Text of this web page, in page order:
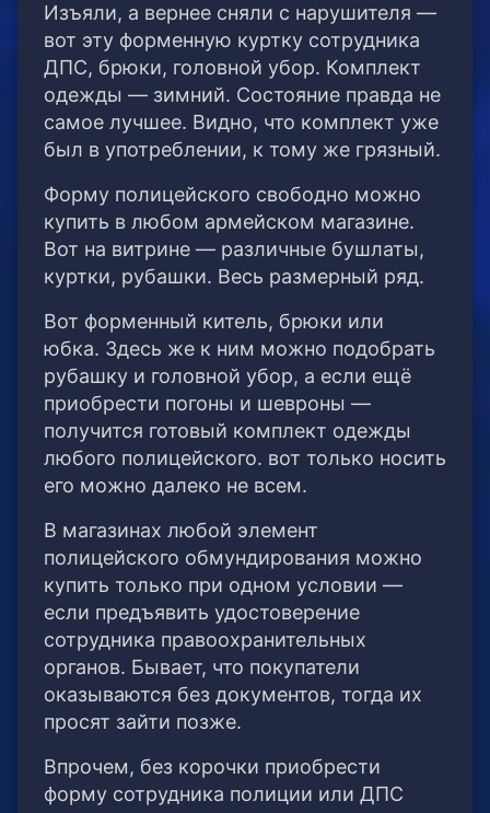
Изъяли, а вернее сняли с нарушителя —
вот эту форменную куртку сотрудника
ДПС, брюки, головной убор. Комплект
одежды — зимний. Состояние правда не
самое лучшее. Видно, что комплект уже
был в употреблении, к тому же грязный.
Форму полицейского свободно можно
купить в любом армейском магазине.
Вот на витрине — различные бушлаты,
куртки, рубашки. Весь размерный ряд.
Вот форменный китель, брюки или
юбка. Здесь же к ним можно подобрать
рубашку и головной убор, а если ещё
приобрести погоны и шевроны —
получится готовый комплект одежды
любого полицейского. вот только носить
его можно далеко не всем.
В магазинах любой элемент
полицейского обмундирования можно
купить только при одном условии —
если предъявить удостоверение
сотрудника правоохранительных
органов. Бывает, что покупатели
оказываются без документов, тогда их
просят зайти позже.
Впрочем, без корочки приобрести
форму сотрудника полиции или ДПС